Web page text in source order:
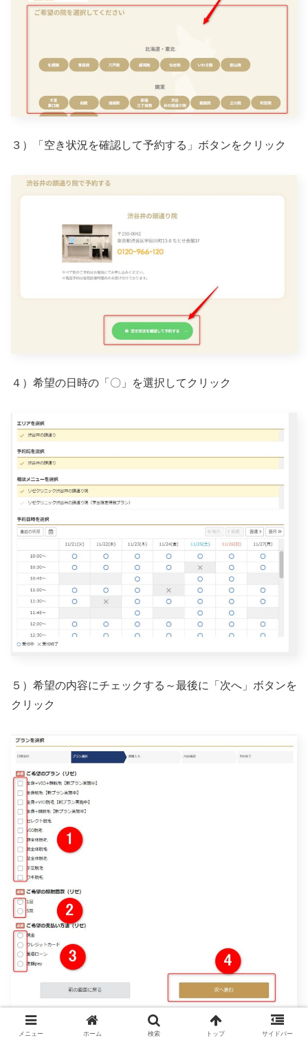
３）「空き状況を確認して予約する」ボタンをクリック
４）希望の日時の「〇」を選択してクリック
５）希望の内容にチェックする～最後に「次へ」ボタンを
クリック
メニュー ホーム 検索 トップ サイドバー